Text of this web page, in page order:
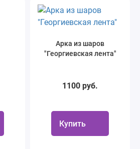
Арка из шаров
"Георгиевская лента"
1100 руб.
Купить